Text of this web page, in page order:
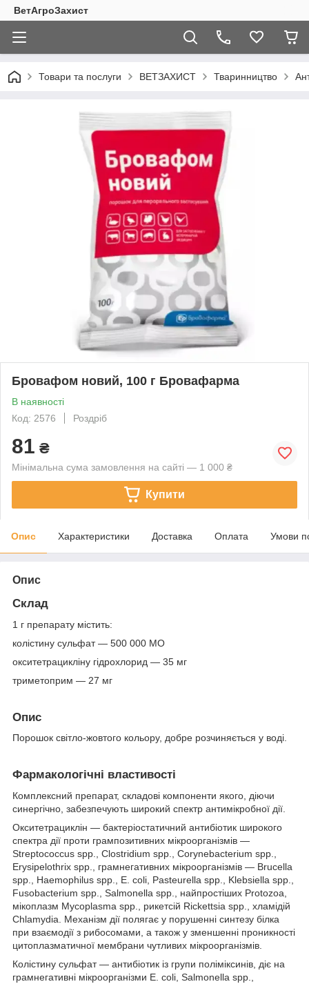
ВетАгроЗахист
Товари та послуги ВЕТЗАХИСТ Тваринництво
Бровафом новий, 100 г Бровафарма
В наявності
Код: 2576
Роздріб
81 ₴
Мінімальна сума замовлення на сайті — 1 000 ₴
Купити
Опис Характеристики Доставка Оплата Умови
Опис
Склад
1 г препарату містить:
колістину сульфат — 500 000 МО
окситетрацикліну гідрохлорид — 35 мг
триметоприм — 27 мг
Опис
Порошок світло-жовтого кольору, добре розчиняється у воді.
Фармакологічні властивості
Комплексний препарат, складові компоненти якого, діючи
синергічно, забезпечують широкий спектр антимікробної дії.
Окситетрациклін — бактеріостатичний антибіотик широкого
спектра дії проти грампозитивних мікроорганізмів —
Streptococcus spp., Clostridium spp., Corynеbacterium spp.,
Erysipelothrix spp., грамнегативних мікроорганізмів — Brucella
spp., Haemophilus spp., E. coli, Pasteurella spp., Klebsiella spp.,
Fusobacterium spp., Salmonella spp., найпростіших Protozoa,
мікоплазм Mycoplasma spp., рикетсій Rickettsia spp., хламідій
Chlamydia. Механізм дії полягає у порушенні синтезу білка
при взаємодії з рибосомами, а також у зменшенні проникності
цитоплазматичної мембрани чутливих мікроорганізмів.
Колістину сульфат — антибіотик із групи поліміксинів, діє на
грамнегативні мікроорганізми Е. coli, Salmonella spp.,